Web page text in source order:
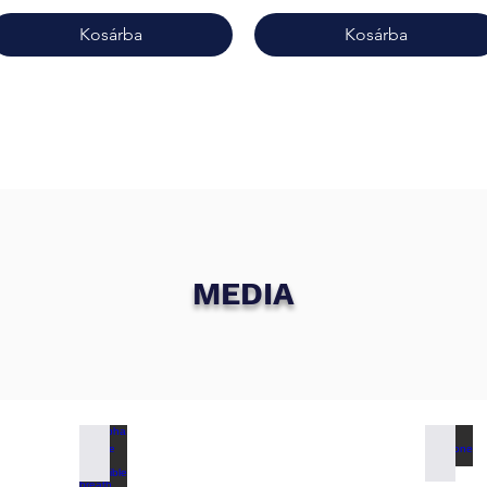
Kosárba Kosárba
MEDIA
Alpha Pinene for incredible breath Pinecone